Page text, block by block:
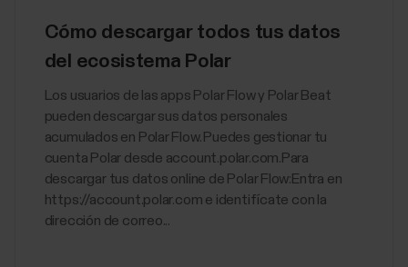
Cómo descargar todos tus datos
del ecosistema Polar
Los usuarios de las apps Polar Flow y Polar Beat
pueden descargar sus datos personales
acumulados en Polar Flow. Puedes gestionar tu
cuenta Polar desde account.polar.com.Para
descargar tus datos online de Polar Flow:Entra en
https://account.polar.com e identifícate con la
dirección de correo...